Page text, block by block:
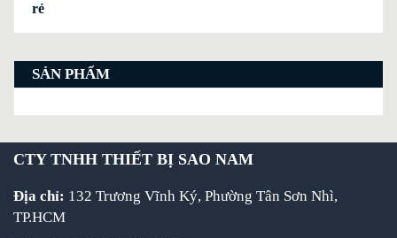
rẻ
SẢN PHẨM
CTY TNHH THIẾT BỊ SAO NAM
Địa chỉ: 132 Trương Vĩnh Ký, Phường Tân Sơn Nhì,
TP.HCM